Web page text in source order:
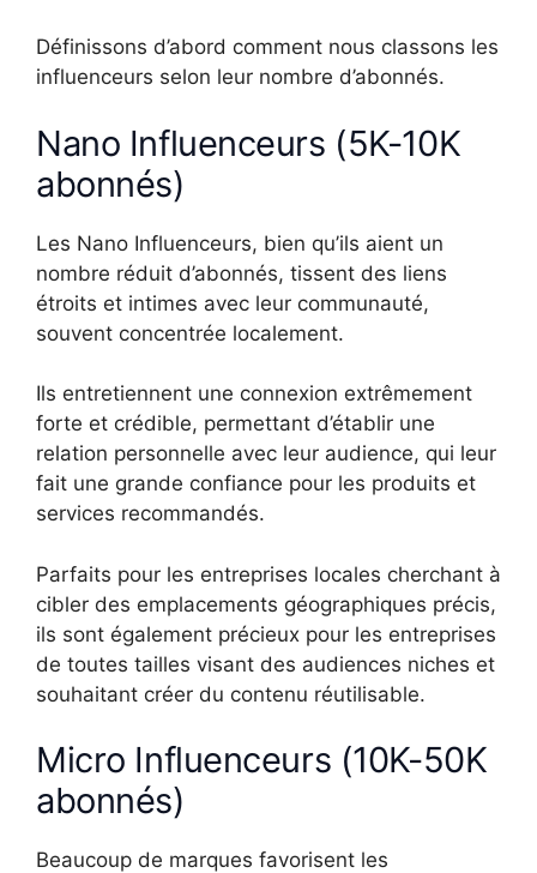
Définissons d’abord comment nous classons les
influenceurs selon leur nombre d’abonnés.
Nano Influenceurs (5K-10K
abonnés)
Les Nano Influenceurs, bien qu’ils aient un
nombre réduit d’abonnés, tissent des liens
étroits et intimes avec leur communauté,
souvent concentrée localement.
Ils entretiennent une connexion extrêmement
forte et crédible, permettant d’établir une
relation personnelle avec leur audience, qui leur
fait une grande confiance pour les produits et
services recommandés.
Parfaits pour les entreprises locales cherchant à
cibler des emplacements géographiques précis,
ils sont également précieux pour les entreprises
de toutes tailles visant des audiences niches et
souhaitant créer du contenu réutilisable.
Micro Influenceurs (10K-50K
abonnés)
Beaucoup de marques favorisent les